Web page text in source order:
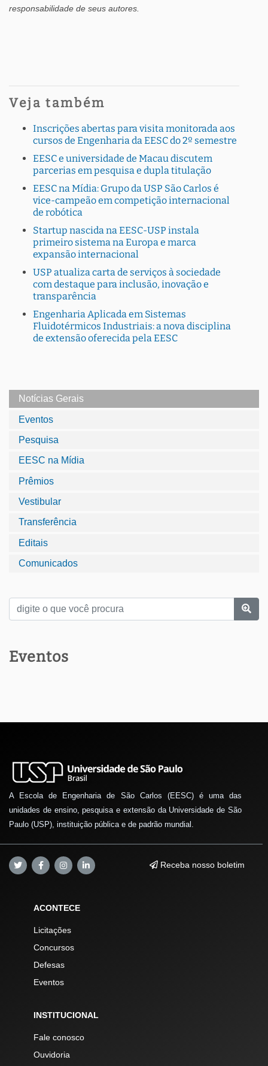
responsabilidade de seus autores.
Veja também
Inscrições abertas para visita monitorada aos
cursos de Engenharia da EESC do 2º semestre
EESC e universidade de Macau discutem
parcerias em pesquisa e dupla titulação
EESC na Mídia: Grupo da USP São Carlos é
vice-campeão em competição internacional
de robótica
Startup nascida na EESC-USP instala
primeiro sistema na Europa e marca
expansão internacional
USP atualiza carta de serviços à sociedade
com destaque para inclusão, inovação e
transparência
Engenharia Aplicada em Sistemas
Fluidotérmicos Industriais: a nova disciplina
de extensão oferecida pela EESC
Notícias Gerais
Eventos
Pesquisa
EESC na Mídia
Prêmios
Vestibular
Transferência
Editais
Comunicados
Eventos
A Escola de Engenharia de São Carlos (EESC) é uma das
unidades de ensino, pesquisa e extensão da Universidade de São
Paulo (USP), instituição pública e de padrão mundial.
Receba nosso boletim
ACONTECE
Licitações
Concursos
Defesas
Eventos
INSTITUCIONAL
Fale conosco
Ouvidoria